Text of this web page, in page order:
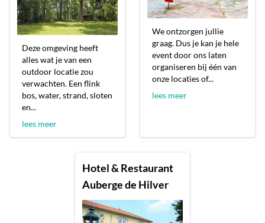
Deze omgeving heeft
alles wat je van een
outdoor locatie zou
verwachten. Een flink
bos, water, strand, sloten
en...
lees meer
We ontzorgen jullie
graag. Dus je kan je hele
event door ons laten
organiseren bij één van
onze locaties of...
lees meer
Hotel & Restaurant
Auberge de Hilver